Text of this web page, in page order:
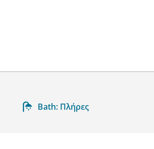
Bath: Πλήρες